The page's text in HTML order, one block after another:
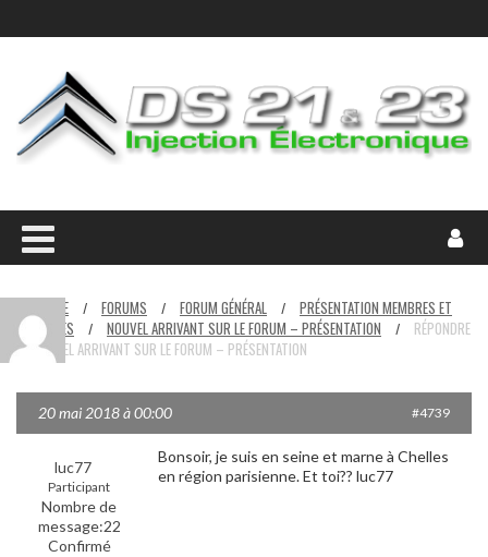
HOME / FORUMS / FORUM GÉNÉRAL /
PRÉSENTATION MEMBRES ET
VÉHICULES
/ NOUVEL ARRIVANT SUR LE FORUM – PRÉSENTATION /
RÉPONDRE
À : NOUVEL ARRIVANT SUR LE FORUM – PRÉSENTATION
20 mai 2018 à 00:00 #4739
luc77
Participant
Nombre de
message:22
Confirmé
Bonsoir, je suis en seine et marne à Chelles
en région parisienne. Et toi?? luc77